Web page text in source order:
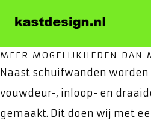
specialist
Voor op maat
inloopkasten en
Kasten
MEER MOGELIJKHEDEN DAN
Naast schuifwanden
vouwdeur-, inloop- en
gemaakt. Dit doen wij met